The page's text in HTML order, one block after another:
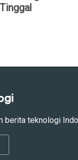
berita teknologi